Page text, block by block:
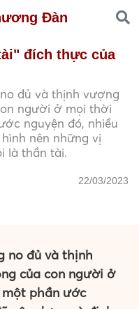
Đàn
đích thực của
đủ và thịnh vượng
người ở mọi thời
nguyện đó, nhiều
nên những vị
là thần tài.
22/03/2023
no đủ và thịnh
của con người ở
phần ước